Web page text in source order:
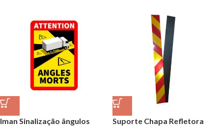
Iman Sinalização ângulos
Suporte Chapa Refletora